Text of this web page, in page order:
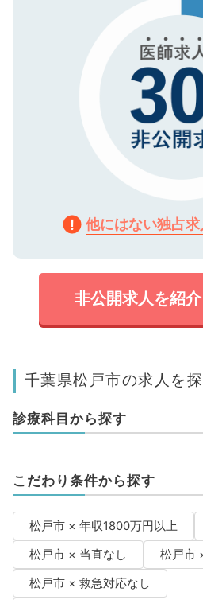
で、機密保持に関して
他にはない独占
非公開求人を紹
千葉県松戸市の求人を
診療科目から探す
こだわり条件から探す
松戸市 × 年収1800万円以上
松戸市 × 当直なし
松戸市
松戸市 × 救急対応なし